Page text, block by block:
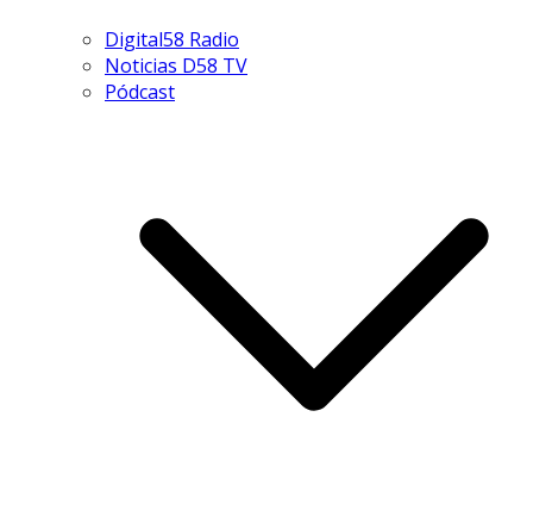
Digital58 Radio
Noticias D58 TV
Pódcast